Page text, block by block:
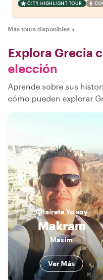
CITY HIGHLIGHT TOUR
Más tours disponibles ▼
Explora Grecia
elección
Aprende sobre sus
cómo pueden explorar
ChaíreteYo soy
Makram
Maxim
Ver Más